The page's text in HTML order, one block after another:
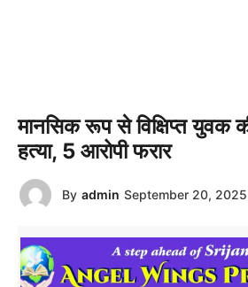
मानसिक रूप से विक्षिप्त युवक
हत्या, 5 आरोपी फरार
By admin September 20, 2025